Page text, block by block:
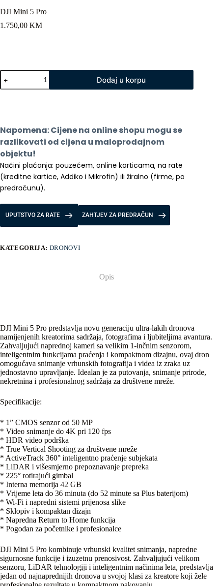
DJI Mini 5 Pro
1.750,00 KM
DJI
Mini
5
Dodaj u korpu
Napomena: Cijene na online shopu mogu se
razlikovati od cijena u maloprodajnom
objektu!
Načini plaćanja: pouzećem, online karticama, na rate
(kreditne kartice, Addiko i Mikrofin) ili žiralno (firme, po
predračunu).
UPUTSTVO ZA RATE ZAHTJEV ZA PREDRAČUN
KATEGORIJA: DRONOVI
Opis
DJI Mini 5 Pro predstavlja novu generaciju ultra-lakih dronova
namijenjenih kreatorima sadržaja, fotografima i ljubiteljima avantura.
Zahvaljujući naprednoj kameri sa velikim 1-inčnim senzorom,
inteligentnim funkcijama praćenja i kompaktnom dizajnu, ovaj dron
omogućava snimanje vrhunskih fotografija i videa iz zraka uz
jednostavno upravljanje. Idealan je za putovanja, snimanje prirode,
nekretnina i profesionalnog sadržaja za društvene mreže.
Specifikacije:
* 1” CMOS senzor od 50 MP
* Video snimanje do 4K pri 120 fps
* HDR video podrška
* True Vertical Shooting za društvene mreže
* ActiveTrack 360° inteligentno praćenje subjekata
* LiDAR i višesmjerno prepoznavanje prepreka
* 225° rotirajući gimbal
* Interna memorija 42 GB
* Vrijeme leta do 36 minuta (do 52 minute sa Plus baterijom)
* Wi-Fi i napredni sistemi prijenosa slike
* Sklopiv i kompaktan dizajn
* Napredna Return to Home funkcija
* Pogodan za početnike i profesionalce
DJI Mini 5 Pro kombinuje vrhunski kvalitet snimanja, napredne
sigurnosne funkcije i izuzetnu prenosivost. Zahvaljujući velikom
senzoru, LiDAR tehnologiji i inteligentnim načinima leta, predstavlja
jedan od najnaprednijih dronova u svojoj klasi za kreatore koji žele